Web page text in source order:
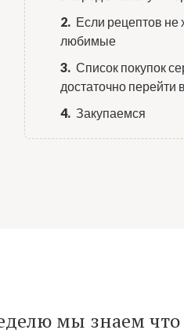
Если рецептов не
любимые
Список покупок
достаточно перейти
Закупаемся
мы знаем что